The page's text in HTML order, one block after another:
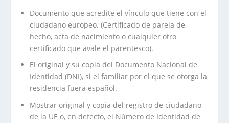
Documento que acredite el vínculo que tiene con el
ciudadano europeo. (Certificado de pareja de
hecho, acta de nacimiento o cualquier otro
certificado que avale el parentesco).
El original y su copia del Documento Nacional de
Identidad (DNI), si el familiar por el que se otorga la
residencia fuera español.
Mostrar original y copia del registro de ciudadano
de la UE o, en defecto, el Número de Identidad de